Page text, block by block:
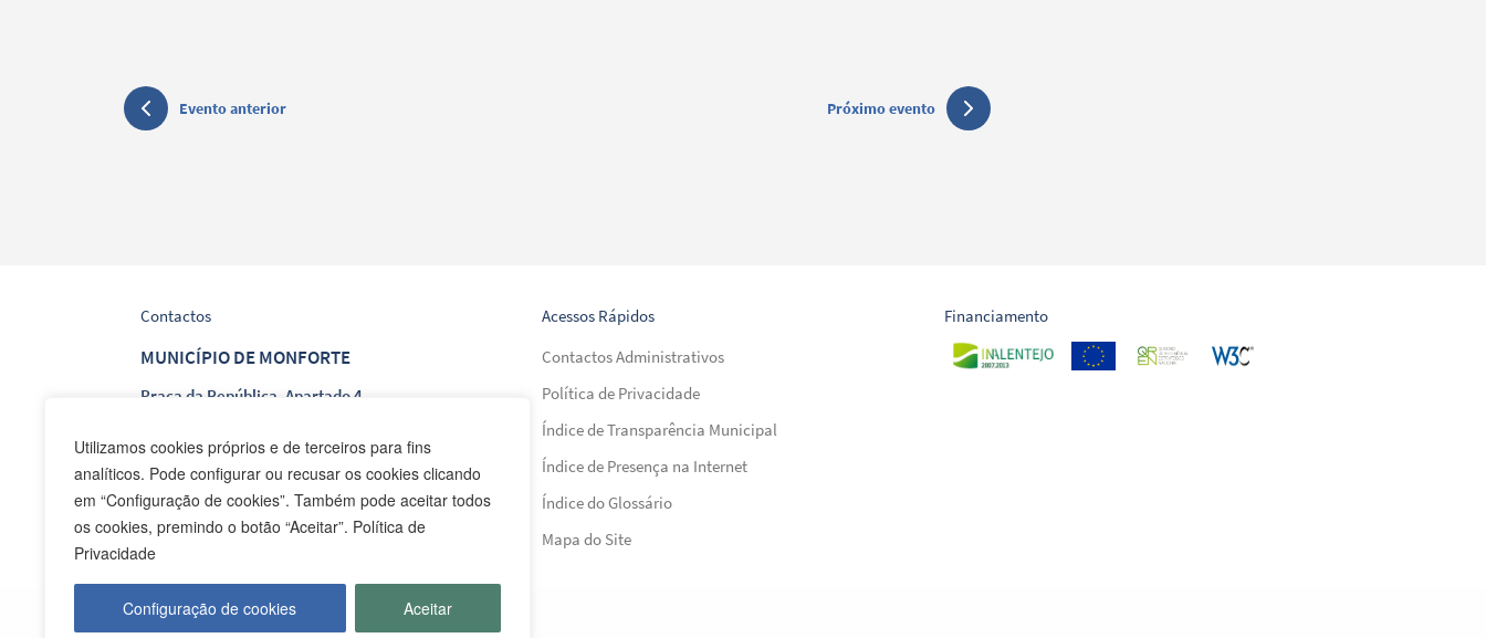
Utilizamos cookies próprios e de terceiros para fins
analíticos. Pode configurar ou recusar os cookies clicando
em “Configuração de cookies”. Também pode aceitar todos
os cookies, premindo o botão “Aceitar”. Política de
Privacidade
Configuração de cookies Aceitar
Evento anterior Próximo evento
Contactos
MUNICÍPIO DE MONFORTE
Praça da República, Apartado 4
T.245 578 060 (Chamada para a Rede Fixa Nacional)
F.245 578 069 (Chamada para a Rede Fixa Nacional)
E.
Acessos Rápidos
Contactos Administrativos
Política de Privacidade
Índice de Transparência Municipal
Índice de Presença na Internet
Índice do Glossário
Mapa do Site
Financiamento